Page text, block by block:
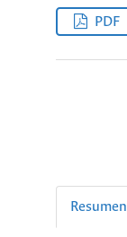
PDF
Resumen